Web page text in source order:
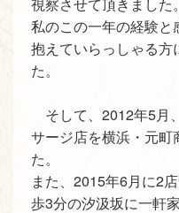
私のこの一年の経験
抱えていらっしゃる方
た。
そして、2012年5月
サージ店を横浜・元町
た。
また、2015年6月に2
歩3分の汐汲坂に一軒